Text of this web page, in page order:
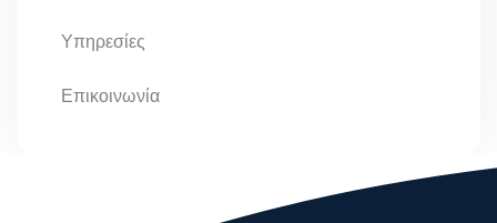
Υπηρεσίες
Επικοινωνία